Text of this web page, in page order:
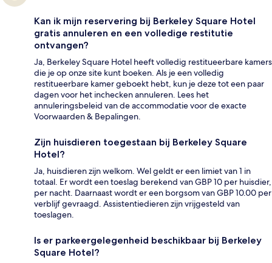
Kan ik mijn reservering bij Berkeley Square Hotel
gratis annuleren en een volledige restitutie
ontvangen?
Ja, Berkeley Square Hotel heeft volledig restitueerbare kamers
die je op onze site kunt boeken. Als je een volledig
restitueerbare kamer geboekt hebt, kun je deze tot een paar
dagen voor het inchecken annuleren. Lees het
annuleringsbeleid van de accommodatie voor de exacte
Voorwaarden & Bepalingen.
Zijn huisdieren toegestaan bij Berkeley Square
Hotel?
Ja, huisdieren zijn welkom. Wel geldt er een limiet van 1 in
totaal. Er wordt een toeslag berekend van GBP 10 per huisdier,
per nacht. Daarnaast wordt er een borgsom van GBP 10.00 per
verblijf gevraagd. Assistentiedieren zijn vrijgesteld van
toeslagen.
Is er parkeergelegenheid beschikbaar bij Berkeley
Square Hotel?